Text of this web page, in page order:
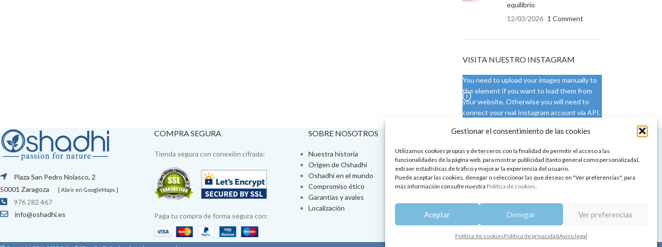
Gestionar el consentimiento de las cookies
Utilizamos cookies propias y de terceros con la finalidad de permitir el acceso a las
funcionalidades de la página web, para mostrar publicidad (tanto general como personalizada),
extraer estadísticas de tráfico y mejorar la experiencia del usuario.
Puede aceptar las cookies, denegar o seleccionar las que deseas en "Ver preferencias", para
más información consulte nuestra Política de cookies.
Aceptar Denegar Ver preferencias
Política de cookiesPolítica de privacidadAviso legal
equilibrio
12/03/2026 1 Comment
VISITA NUESTRO INSTAGRAM
You need to upload your images manually to
the element if you want to load them from
your website. Otherwise you will need to
connect your real Instagram account via API.
Plaza San Pedro Nolasco, 2
50001 Zaragoza
[ Abrir en GoogleMaps ]
976 282 467
info@oshadhi.es
COMPRA SEGURA
Tienda segura con conexión cifrada:
Paga tu compra de forma segura con:
SOBRE NOSOTROS
Nuestra historia
Origen de Oshadhi
Oshadhi en el mundo
Compromiso ético
Garantías y avales
Localización
VISÍTA NUESTRA SEDE
Tienda física
Talleres de aromaterapia
Tratamientos de belleza
Ayurveda
Aromaterapia y bienestar
CONDICIONES DE USO
Condiciones generales
Cambios y devoluciones
Formas de pago
Formas de envío